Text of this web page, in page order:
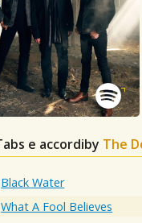
e accordiby The
Black Water
What A Fool Believes